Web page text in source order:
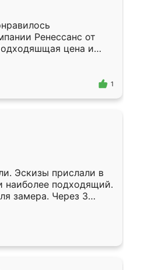
Ренессанс от
цена и
Приехавший
Владислав
эскизу самый
1
Эскизы прислали в
наиболее подходящий.
замера. Через 3
готова. Остались
Ренессанс
работу!